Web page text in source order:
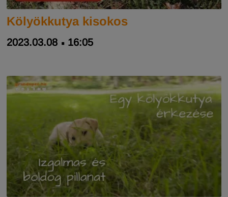
Kölyökkutya kisokos
2023.03.08 16:05